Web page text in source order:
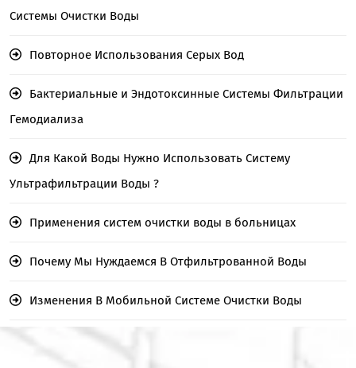
Системы Очистки Воды
Повторное Использования Серых Вод
Бактериальные и Эндотоксинные Системы Фильтрации
Гемодиализа
Для Какой Воды Нужно Использовать Систему
Ультрафильтрации Воды ?
Применения систем очистки воды в больницах
Почему Мы Нуждаемся В Отфильтрованной Воды
Изменения В Мобильной Системе Очистки Воды